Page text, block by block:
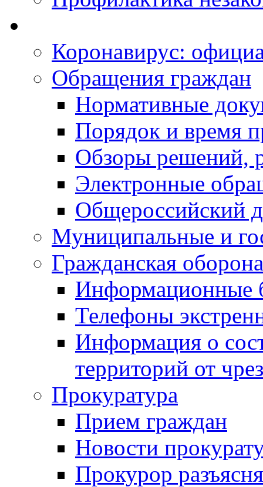
Коронавирус:
Обращения граждан
Нормативные
Порядок и время
Обзоры решений,
Электронные
Общероссийский
Муниципальные и
Гражданская
Информационные
Телефоны
Информация о
территорий от
Прокуратура
Прием граждан
Новости
Прокурор